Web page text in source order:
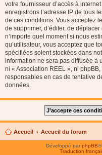
votre fournisseur d’accès à
enregistrons l’adresse IP de tous
de ces conditions. Vous acceptez
de supprimer, d’éditer, de
n’importe quel moment si nous
qu’utilisateur, vous acceptez que
spécifiées soient stockées dans
information ne sera pas diffusée à
ni « Association REEL », ni
responsables en cas de tentative
données.
Accueil Accueil du forum
Développé parphpBB®
Traduction